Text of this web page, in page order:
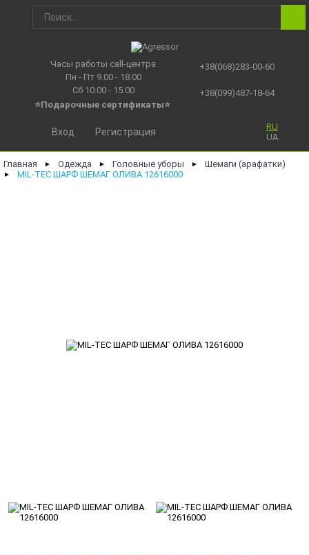
Часы работы call-центра
Пн - Пт 9.00 - 18.00
Сб 10.00 - 15.00
⭐Подарочные сертификаты⭐
+38(068)283-00-60
+38(099)487-18-64
RU
UA
Вход Регистрация
Главная ► Одежда ► Головные уборы ► Шемаги (арафатки)
► MIL-TEC ШАРФ ШЕМАГ ОЛИВА 12616000